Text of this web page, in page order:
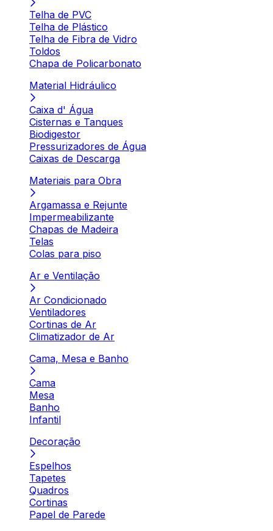
Telha de PVC
Telha de Plástico
Telha de Fibra de Vidro
Toldos
Chapa de Policarbonato
Material Hidráulico
Caixa d' Água
Cisternas e Tanques
Biodigestor
Pressurizadores de Água
Caixas de Descarga
Materiais para Obra
Argamassa e Rejunte
Impermeabilizante
Chapas de Madeira
Telas
Colas para piso
Ar e Ventilação
Ar Condicionado
Ventiladores
Cortinas de Ar
Climatizador de Ar
Cama, Mesa e Banho
Cama
Mesa
Banho
Infantil
Decoração
Espelhos
Tapetes
Quadros
Cortinas
Papel de Parede